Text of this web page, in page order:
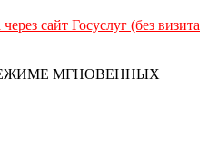
сайт Госуслуг (без визита
МГНОВЕННЫХ